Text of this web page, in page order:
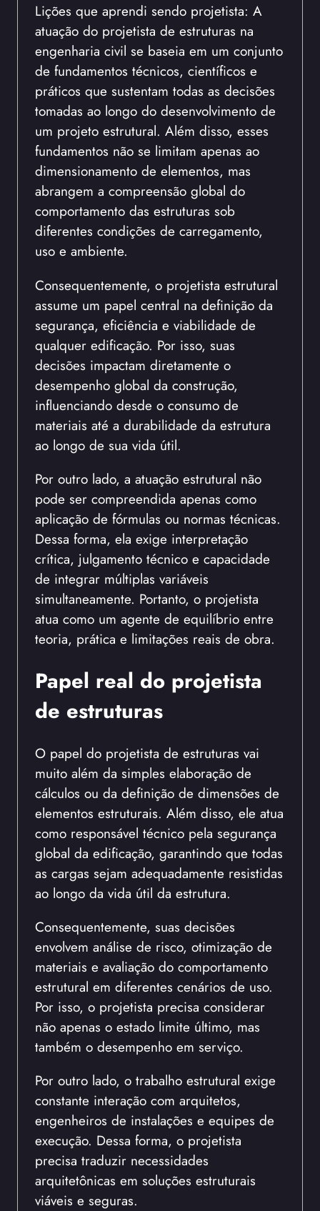
Lições que aprendi sendo projetista: A
atuação do projetista de estruturas na
engenharia civil se baseia em um conjunto
de fundamentos técnicos, científicos e
práticos que sustentam todas as decisões
tomadas ao longo do desenvolvimento de
um projeto estrutural. Além disso, esses
fundamentos não se limitam apenas ao
dimensionamento de elementos, mas
abrangem a compreensão global do
comportamento das estruturas sob
diferentes condições de carregamento,
uso e ambiente.
Consequentemente, o projetista estrutural
assume um papel central na definição da
segurança, eficiência e viabilidade de
qualquer edificação. Por isso, suas
decisões impactam diretamente o
desempenho global da construção,
influenciando desde o consumo de
materiais até a durabilidade da estrutura
ao longo de sua vida útil.
Por outro lado, a atuação estrutural não
pode ser compreendida apenas como
aplicação de fórmulas ou normas técnicas.
Dessa forma, ela exige interpretação
crítica, julgamento técnico e capacidade
de integrar múltiplas variáveis
simultaneamente. Portanto, o projetista
atua como um agente de equilíbrio entre
teoria, prática e limitações reais de obra.
Papel real do projetista
de estruturas
O papel do projetista de estruturas vai
muito além da simples elaboração de
cálculos ou da definição de dimensões de
elementos estruturais. Além disso, ele atua
como responsável técnico pela segurança
global da edificação, garantindo que todas
as cargas sejam adequadamente resistidas
ao longo da vida útil da estrutura.
Consequentemente, suas decisões
envolvem análise de risco, otimização de
materiais e avaliação do comportamento
estrutural em diferentes cenários de uso.
Por isso, o projetista precisa considerar
não apenas o estado limite último, mas
também o desempenho em serviço.
Por outro lado, o trabalho estrutural exige
constante interação com arquitetos,
engenheiros de instalações e equipes de
execução. Dessa forma, o projetista
precisa traduzir necessidades
arquitetônicas em soluções estruturais
viáveis e seguras.